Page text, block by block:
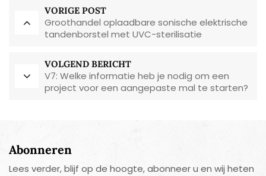
VORIGE POST
Groothandel oplaadbare sonische elektrische
tandenborstel met UVC-sterilisatie
VOLGEND BERICHT
V7: Welke informatie heb je nodig om een
project voor een aangepaste mal te starten?
Abonneren
Lees verder, blijf op de hoogte, abonneer u en wij heten